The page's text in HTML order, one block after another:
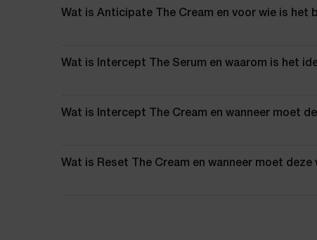
Wat is Anticipate The Cream en voor wie is het
Wat is Intercept The Serum en waarom is het
Wat is Intercept The Cream en wanneer moet
Wat is Reset The Cream en wanneer moet